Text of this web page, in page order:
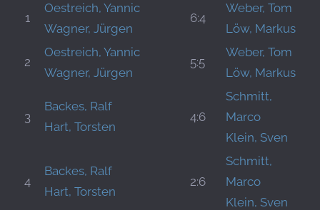
1
Oestreich, Yannic
Wagner, Jürgen
6:4
Weber, Tom
Löw, Markus
2
Oestreich, Yannic
Wagner, Jürgen
5:5
Weber, Tom
Löw, Markus
3
Backes, Ralf
Hart, Torsten
4:6
Schmitt,
Marco
Klein, Sven
4
Backes, Ralf
Hart, Torsten
2:6
Schmitt,
Marco
Klein, Sven